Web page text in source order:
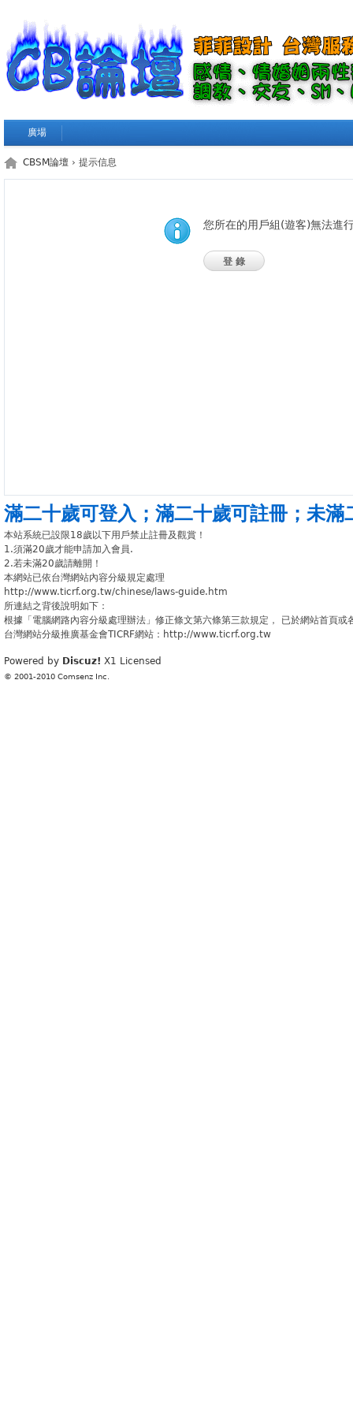
廣場
CBSM論壇 › 提示信息
您所在的用戶組(遊客)無法進
登錄
滿二十歲可登入 ； 滿二十歲可註冊 ； 未滿
本站系統已設限18歲以下用戶禁止註冊及觀賞！
1.須滿20歲才能申請加入會員.
2.若未滿20歲請離開！
本網站已依台灣網站內容分級規定處理
http://www.ticrf.org.tw/chinese/laws-guide.htm
所連結之背後說明如下：
根據「電腦網路內容分級處理辦法」修正條文第六條第三款規定， 已於網站首頁
台灣網站分級推廣基金會TICRF網站：http://www.ticrf.org.tw
Powered by Discuz! X1 Licensed
© 2001-2010 Comsenz Inc.